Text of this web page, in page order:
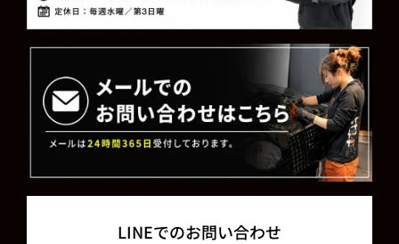
LINEでのお問い合わせ